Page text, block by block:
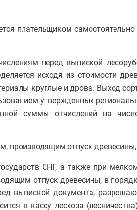
плательщиком
перед выпиской
исходя из стоимости
круглые и дрова. Выход
утвержденных
суммы отчислений на
производящим отпуск
СНГ, а также при
отпуск древесины, в
выпиской документа,
в кассу лесхоза